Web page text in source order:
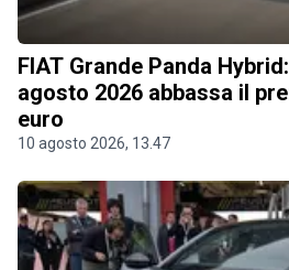
FIAT Grande Panda
agosto 2026 abbassa il
euro
10 agosto 2026, 13.47